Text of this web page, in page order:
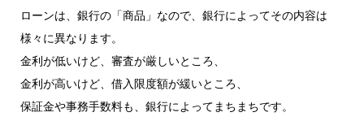
ローンは、銀行の「商品」なので、銀行によってその内容は
様々に異なります。
金利が低いけど、審査が厳しいところ、
金利が高いけど、借入限度額が緩いところ、
保証金や事務手数料も、銀行によってまちまちです。